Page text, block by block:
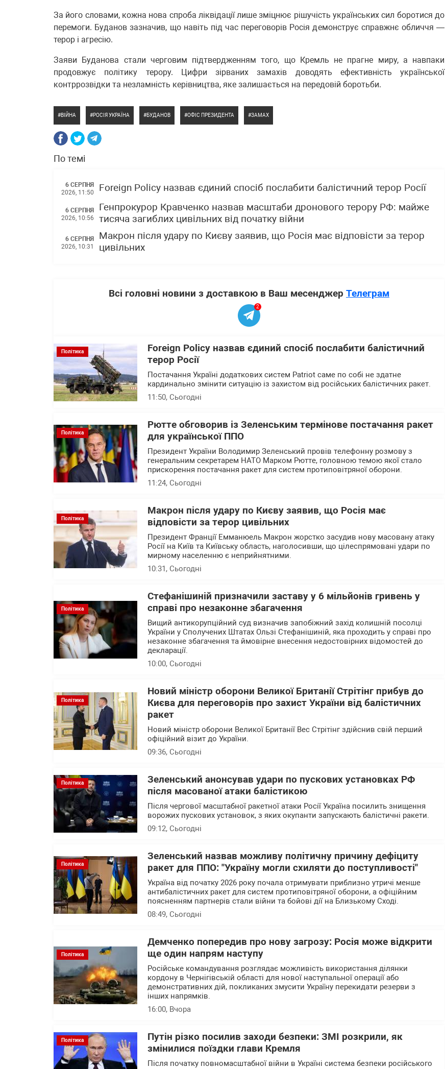
За його словами, кожна нова спроба ліквідації лише зміцнює рішучість українських сил боротися до
перемоги. Буданов зазначив, що навіть під час переговорів Росія демонструє справжнє обличчя —
терор і агресію.
Заяви Буданова стали черговим підтвердженням того, що Кремль не прагне миру, а навпаки
продовжує політику терору. Цифри зірваних замахів доводять ефективність української
контррозвідки та незламність керівництва, яке залишається на передовій боротьби.
ВІЙНА РОСІЯ УКРАЇНА БУДАНОВ ОФІС ПРЕЗИДЕНТА ЗАМАХ
По темі
6 СЕРПНЯ
2026, 11:50
Foreign Policy назвав єдиний спосіб послабити балістичний терор Росії
6 СЕРПНЯ
2026, 10:56
Генпрокурор Кравченко назвав масштаби дронового терору РФ: майже
тисяча загиблих цивільних від початку війни
6 СЕРПНЯ
2026, 10:31
Макрон після удару по Києву заявив, що Росія має відповісти за терор
цивільних
Всі головні новини з доставкою в Ваш месенджер Телеграм
2
Політика
Foreign Policy назвав єдиний спосіб послабити балістичний
терор Росії
Постачання Україні додаткових систем Patriot саме по собі не здатне
кардинально змінити ситуацію із захистом від російських балістичних ракет.
11:50, Сьогодні
Політика
Рютте обговорив із Зеленським термінове постачання ракет
для української ППО
Президент України Володимир Зеленський провів телефонну розмову з
генеральним секретарем НАТО Марком Рютте, головною темою якої стало
прискорення постачання ракет для систем протиповітряної оборони.
11:24, Сьогодні
Політика
Макрон після удару по Києву заявив, що Росія має
відповісти за терор цивільних
Президент Франції Емманюель Макрон жорстко засудив нову масовану атаку
Росії на Київ та Київську область, наголосивши, що цілеспрямовані удари по
мирному населенню є неприйнятними.
10:31, Сьогодні
Політика
Стефанішиній призначили заставу у 6 мільйонів гривень у
справі про незаконне збагачення
Вищий антикорупційний суд визначив запобіжний захід колишній посолці
України у Сполучених Штатах Ользі Стефанішиній, яка проходить у справі про
незаконне збагачення та ймовірне внесення недостовірних відомостей до
декларації.
10:00, Сьогодні
Політика
Новий міністр оборони Великої Британії Стрітінг прибув до
Києва для переговорів про захист України від балістичних
ракет
Новий міністр оборони Великої Британії Вес Стрітінг здійснив свій перший
офіційний візит до України.
09:36, Сьогодні
Політика
Зеленський анонсував удари по пускових установках РФ
після масованої атаки балістикою
Після чергової масштабної ракетної атаки Росії Україна посилить знищення
ворожих пускових установок, з яких окупанти запускають балістичні ракети.
09:12, Сьогодні
Політика
Зеленський назвав можливу політичну причину дефіциту
ракет для ППО: "Україну могли схиляти до поступливості"
Україна від початку 2026 року почала отримувати приблизно утричі менше
антибалістичних ракет для систем протиповітряної оборони, а офіційним
поясненням партнерів стали війни та бойові дії на Близькому Сході.
08:49, Сьогодні
Політика
Демченко попередив про нову загрозу: Росія може відкрити
ще один напрям наступу
Російське командування розглядає можливість використання ділянки
кордону в Чернігівській області для нової наступальної операції або
демонстративних дій, покликаних змусити Україну перекидати резерви з
інших напрямків.
16:00, Вчора
Політика
Путін різко посилив заходи безпеки: ЗМІ розкрили, як
змінилися поїздки глави Кремля
Після початку повномасштабної війни в Україні система безпеки російського